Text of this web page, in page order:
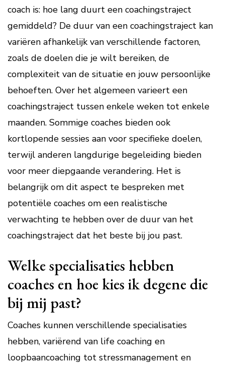
coach is: hoe lang duurt een coachingstraject
gemiddeld? De duur van een coachingstraject kan
variëren afhankelijk van verschillende factoren,
zoals de doelen die je wilt bereiken, de
complexiteit van de situatie en jouw persoonlijke
behoeften. Over het algemeen varieert een
coachingstraject tussen enkele weken tot enkele
maanden. Sommige coaches bieden ook
kortlopende sessies aan voor specifieke doelen,
terwijl anderen langdurige begeleiding bieden
voor meer diepgaande verandering. Het is
belangrijk om dit aspect te bespreken met
potentiële coaches om een realistische
verwachting te hebben over de duur van het
coachingstraject dat het beste bij jou past.
Welke specialisaties hebben
coaches en hoe kies ik degene die
bij mij past?
Coaches kunnen verschillende specialisaties
hebben, variërend van life coaching en
loopbaancoaching tot stressmanagement en